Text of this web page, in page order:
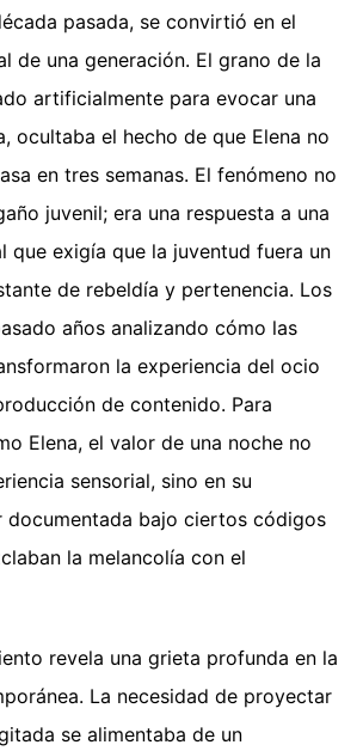
pasada, se convirtió en el
de una generación. El grano de la
artificialmente para evocar una
ocultaba el hecho de que Elena no
en tres semanas. El fenómeno no
juvenil; era una respuesta a una
que exigía que la juventud fuera un
de rebeldía y pertenencia. Los
años analizando cómo las
la experiencia del ocio
de contenido. Para
Elena, el valor de una noche no
sensorial, sino en su
documentada bajo ciertos códigos
la melancolía con el
revela una grieta profunda en la
La necesidad de proyectar
se alimentaba de un